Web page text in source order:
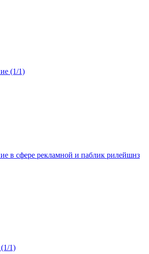
(1/1)
в сфере рекламной и паблик рилейшнз
1)